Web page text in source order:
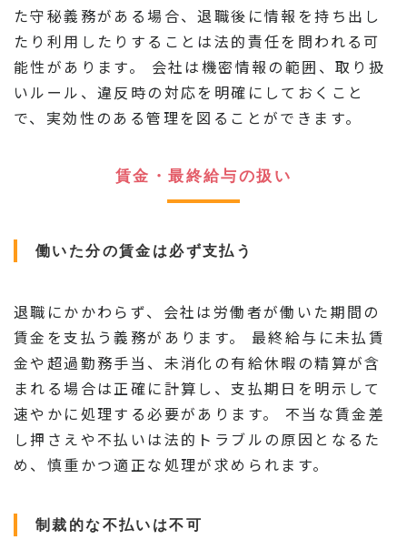
た守秘義務がある場合、退職後に情報を持ち出し
たり利用したりすることは法的責任を問われる可
能性があります。 会社は機密情報の範囲、取り扱
いルール、違反時の対応を明確にしておくこと
で、実効性のある管理を図ることができます。
賃金・最終給与の扱い
働いた分の賃金は必ず支払う
退職にかかわらず、会社は労働者が働いた期間の
賃金を支払う義務があります。 最終給与に未払賃
金や超過勤務手当、未消化の有給休暇の精算が含
まれる場合は正確に計算し、支払期日を明示して
速やかに処理する必要があります。 不当な賃金差
し押さえや不払いは法的トラブルの原因となるた
め、慎重かつ適正な処理が求められます。
制裁的な不払いは不可